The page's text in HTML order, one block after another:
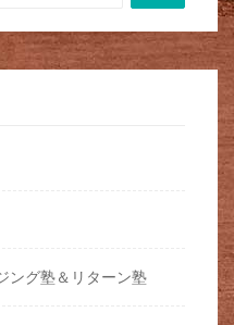
ング塾＆リターン塾